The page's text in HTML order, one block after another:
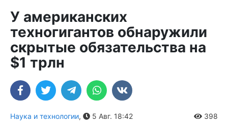
У американских
техногигантов обнаружили
скрытые обязательства на
$1 трлн
Наука и технологии, 5 Авг. 18:42 398